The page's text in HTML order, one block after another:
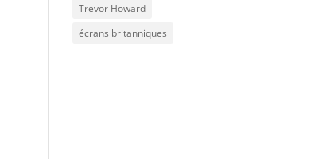
Trevor Howard
écrans britanniques